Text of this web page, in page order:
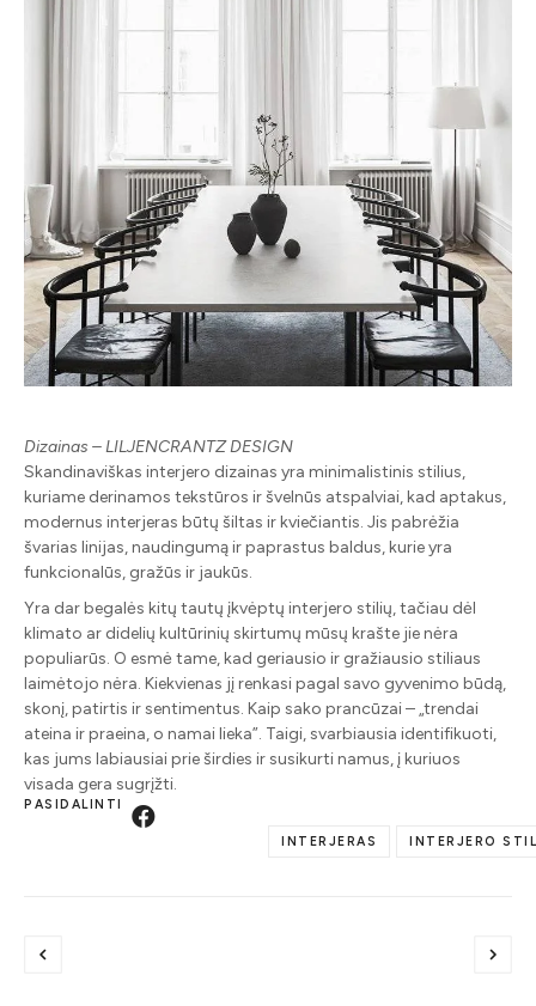
Dizainas – LILJENCRANTZ DESIGN
Skandinaviškas interjero dizainas yra minimalistinis stilius,
kuriame derinamos tekstūros ir švelnūs atspalviai, kad aptakus,
modernus interjeras būtų šiltas ir kviečiantis. Jis pabrėžia
švarias linijas, naudingumą ir paprastus baldus, kurie yra
funkcionalūs, gražūs ir jaukūs.
Yra dar begalės kitų tautų įkvėptų interjero stilių, tačiau dėl
klimato ar didelių kultūrinių skirtumų mūsų krašte jie nėra
populiarūs. O esmė tame, kad geriausio ir gražiausio stiliaus
laimėtojo nėra. Kiekvienas jį renkasi pagal savo gyvenimo būdą,
skonį, patirtis ir sentimentus. Kaip sako prancūzai – „trendai
ateina ir praeina, o namai lieka”. Taigi, svarbiausia identifikuoti,
kas jums labiausiai prie širdies ir susikurti namus, į kuriuos
visada gera sugrįžti.
PASIDALINTI
INTERJERAS INTERJERO